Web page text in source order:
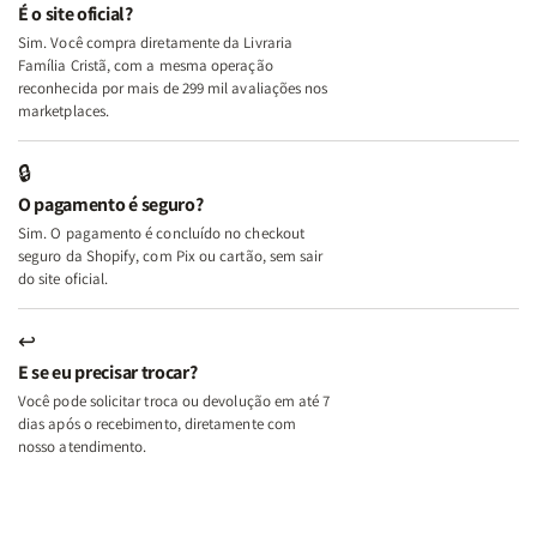
Deus
+
A
Mulher
Lar
+
A
Lar
É o site oficial?
Sim. Você compra diretamente da Livraria
Família Cristã, com a mesma operação
reconhecida por mais de 299 mil avaliações nos
marketplaces.
🔒
O pagamento é seguro?
Sim. O pagamento é concluído no checkout
seguro da Shopify, com Pix ou cartão, sem sair
do site oficial.
↩
E se eu precisar trocar?
Você pode solicitar troca ou devolução em até 7
dias após o recebimento, diretamente com
nosso atendimento.